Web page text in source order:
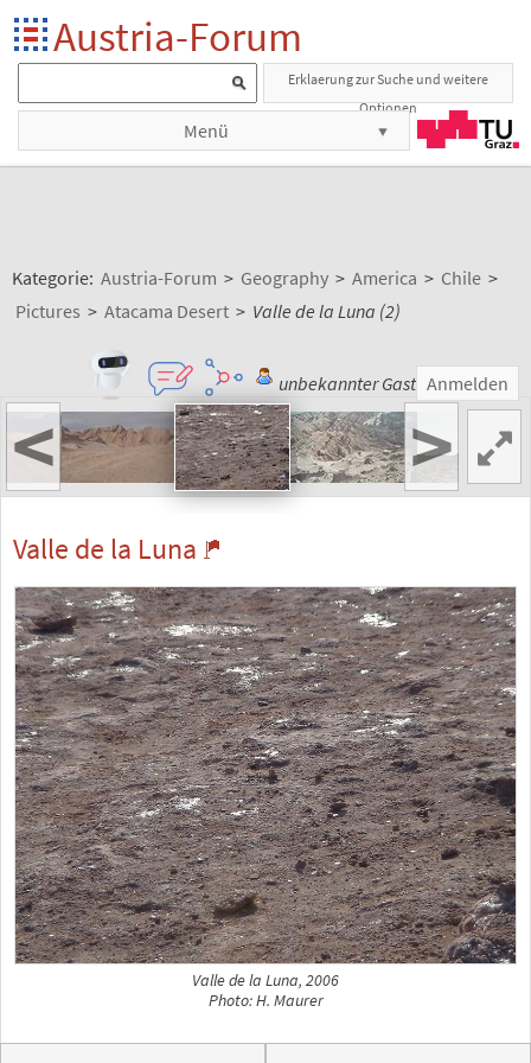
Austria-Forum
Erklaerung zur Suche und weitere
Optionen
Menü
Kategorie: Austria-Forum > Geography > America > Chile >
Pictures > Atacama Desert > Valle de la Luna (2)
unbekannter Gast Anmelden
< >
Valle de la Luna
Valle de la Luna, 2006
Photo: H. Maurer